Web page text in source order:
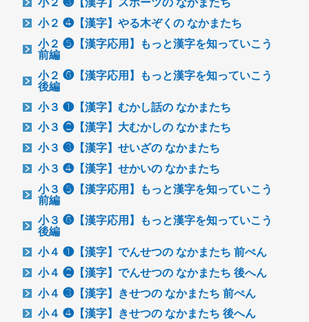
小２ ❹【漢字】やる木ぞくの なかまたち
小２ ❺【漢字応用】もっと漢字を知っていこう
前編
小２ ❻【漢字応用】もっと漢字を知っていこう
後編
小３ ❶【漢字】むかし話の なかまたち
小３ ❷【漢字】大むかしの なかまたち
小３ ❸【漢字】せいざの なかまたち
小３ ❹【漢字】せかいの なかまたち
小３ ❺【漢字応用】もっと漢字を知っていこう
前編
小３ ❻【漢字応用】もっと漢字を知っていこう
後編
小４ ❶【漢字】でんせつの なかまたち 前ぺん
小４ ❷【漢字】でんせつの なかまたち 後へん
小４ ❸【漢字】きせつの なかまたち 前ぺん
小４ ❹【漢字】きせつの なかまたち 後へん